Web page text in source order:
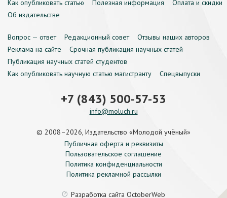
Как опубликовать статью
Полезная информация
Оплата и скидки
Об издательстве
Вопрос — ответ Редакционный совет
Отзывы наших авторов
Реклама на сайте
Срочная публикация научных статей
Публикация научных статей студентов
Как опубликовать научную статью магистранту
Спецвыпуски
+7 (843) 500-57-53
info@moluch.ru
© 2008–2026, Издательство «Молодой учёный»
Публичная оферта и реквизиты
Пользовательское соглашение
Политика конфиденциальности
Политика рекламной рассылки
Разработка сайта OctoberWeb